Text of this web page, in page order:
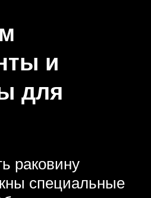
и
для
раковину
специальные